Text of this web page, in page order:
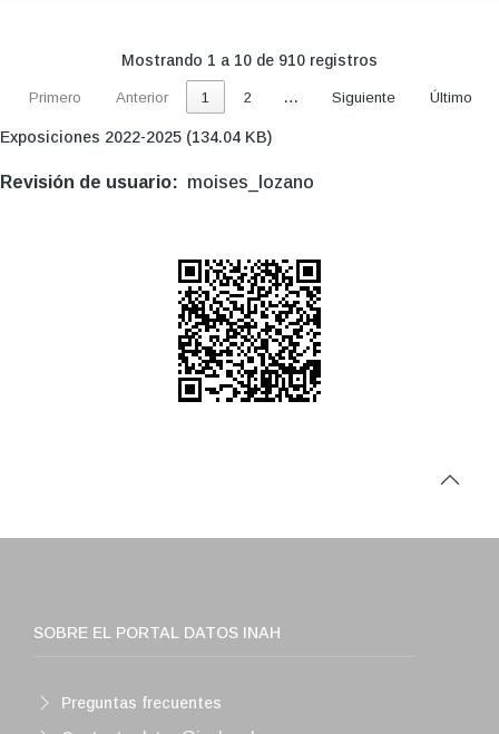
Mostrando 1 a 10 de 910 registros
Primero Anterior 1 2 … Siguiente Último
Exposiciones 2022-2025 (134.04 KB)
Revisión de usuario moises_lozano
SOBRE EL PORTAL DATOS INAH
Preguntas frecuentes